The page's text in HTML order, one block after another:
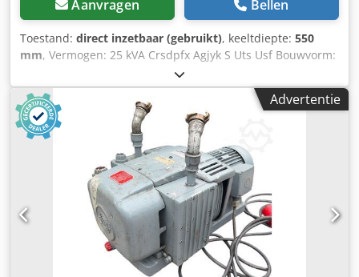
wij garanderen de beste voorwaarden. Neem contact met
ons op voor een vrijblijvende offerte!
Aanvragen Bellen
Toestand: direct inzetbaar (gebruikt), keeltdiepte: 550
mm, Vermogen: 25 kVA Crsdpfx Agjyk S Uts Usf Bouwvorm:
Advertentie